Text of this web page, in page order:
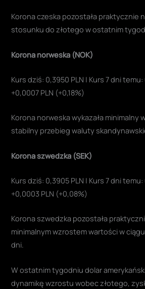
Korona czeska pozostała praktycznie
stosunku do złotego w ostatnim
Korona norweska (NOK)
Kurs dziś: 0,3950 PLN | Kurs 7 dni
+0,0007 PLN (+0,18%)
Korona norweska wykazała minimalny
stabilny przebieg waluty
Korona szwedzka (SEK)
Kurs dziś: 0,3905 PLN | Kurs 7 dni
+0,0003 PLN (+0,08%)
Korona szwedzka pozostała
minimalnym wzrostem wartości w
dni.
W ostatnim tygodniu dolar
dynamikę wzrostu wobec złotego,